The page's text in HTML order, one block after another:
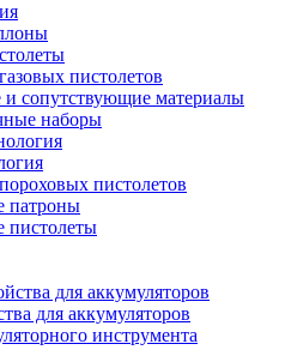
пистолетов
сопутствующие материалы
наборы
пистолетов
патроны
для аккумуляторов